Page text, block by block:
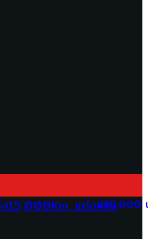
289,000
15,000Km. แต่งครบ